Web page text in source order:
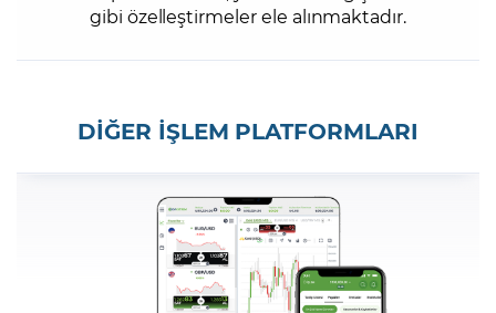
gibi özelleştirmeler ele alınmaktadır.
DİĞER İŞLEM PLATFORMLARI